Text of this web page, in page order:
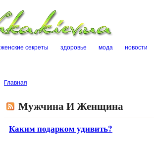
женские секреты здоровье мода новости
Главная
Мужчина И Женщина
Каким подарком удивить?